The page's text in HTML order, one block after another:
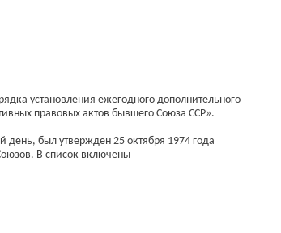
установления ежегодного дополнительного
правовых актов бывшего Союза ССР».
день, был утвержден 25 октября 1974 года
В список включены